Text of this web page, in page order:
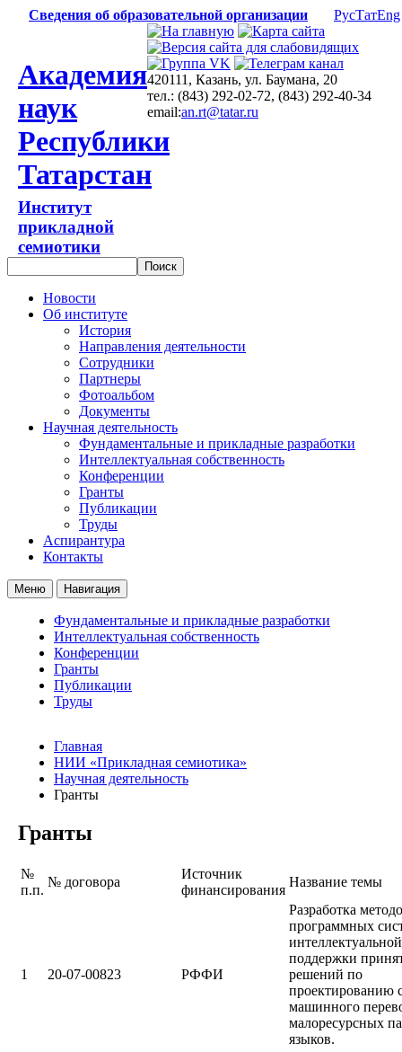
Сведения об образовательной организации РусТатEng
Академия
наук
Республики
Татарстан
Институт
прикладной
семиотики
420111, Казань, ул. Баумана, 20
тел.: (843) 292-02-72, (843) 292-40-34
email:an.rt@tatar.ru
Новости
Об институте
История
Направления деятельности
Сотрудники
Партнеры
Фотоальбом
Документы
Научная деятельность
Фундаментальные и прикладные разработки
Интеллектуальная собственность
Конференции
Гранты
Публикации
Труды
Аспирантура
Контакты
Меню Навигация
Фундаментальные и прикладные разработки
Интеллектуальная собственность
Конференции
Гранты
Публикации
Труды
Главная
НИИ «Прикладная семиотика»
Научная деятельность
Гранты
Гранты
№
п.п.
№ договора
Источник
финансирования
Название темы
1 20-07-00823 РФФИ
Разработка
программных
интеллектуальной
поддержки
решений по
проектированию
машинного
малоресурсных
языков.